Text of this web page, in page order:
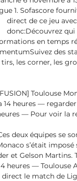
1. Sofascore
direct de ce jeu
donc:Découvrez
en temps
des
tirs, les corner, les
Toulouse
14 heures —
— Pour voir la
deux équipes se
s’était
et Gelson Martins.
heures — Toulouse
direct le match de